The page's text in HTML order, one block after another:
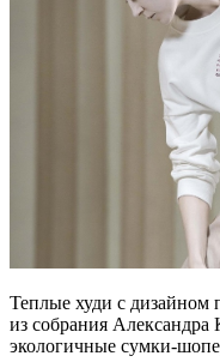
Теплые худи с дизайном
из собрания Александра
экологичные сумки-